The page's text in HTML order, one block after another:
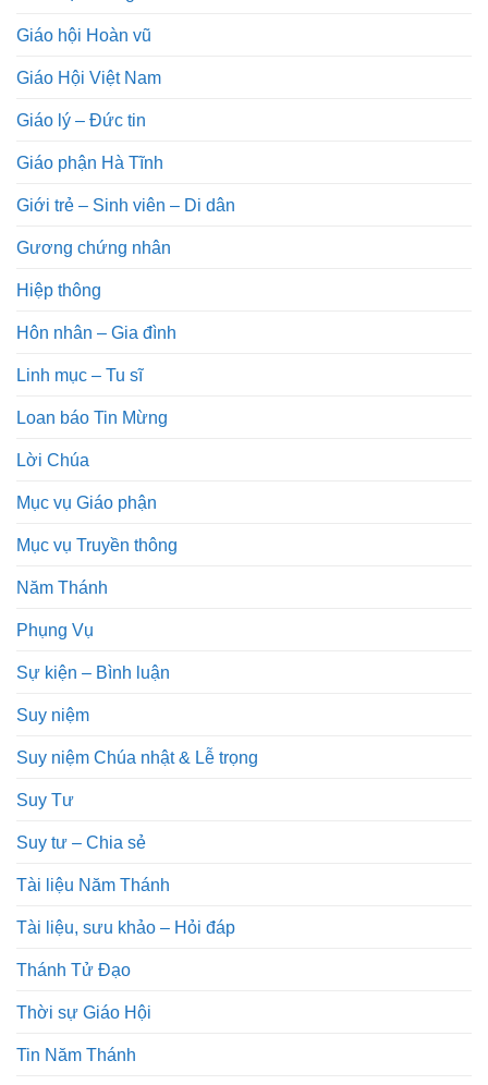
Giáo hội Hoàn vũ
Giáo Hội Việt Nam
Giáo lý – Đức tin
Giáo phận Hà Tĩnh
Giới trẻ – Sinh viên – Di dân
Gương chứng nhân
Hiệp thông
Hôn nhân – Gia đình
Linh mục – Tu sĩ
Loan báo Tin Mừng
Lời Chúa
Mục vụ Giáo phận
Mục vụ Truyền thông
Năm Thánh
Phụng Vụ
Sự kiện – Bình luận
Suy niệm
Suy niệm Chúa nhật & Lễ trọng
Suy Tư
Suy tư – Chia sẻ
Tài liệu Năm Thánh
Tài liệu, sưu khảo – Hỏi đáp
Thánh Tử Đạo
Thời sự Giáo Hội
Tin Năm Thánh